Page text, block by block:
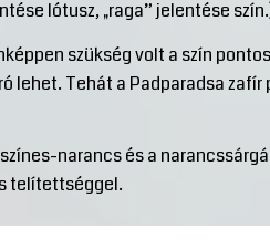
lótusz, „raga” jelentése
szükség volt a szín pontos
lehet. Tehát a Padparadsa zafír
narancs és a
telítettséggel.